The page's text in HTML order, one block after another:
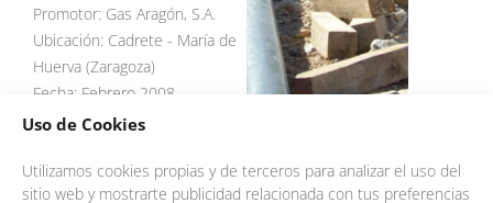
Uso de Cookies
Utilizamos cookies propias y de terceros para analizar el uso del
sitio web y mostrarte publicidad relacionada con tus preferencias
Promotor: Gas Aragón, S.A.
Ubicación: Cadrete - María de
Huerva (Zaragoza)
Fecha: Febrero 2008